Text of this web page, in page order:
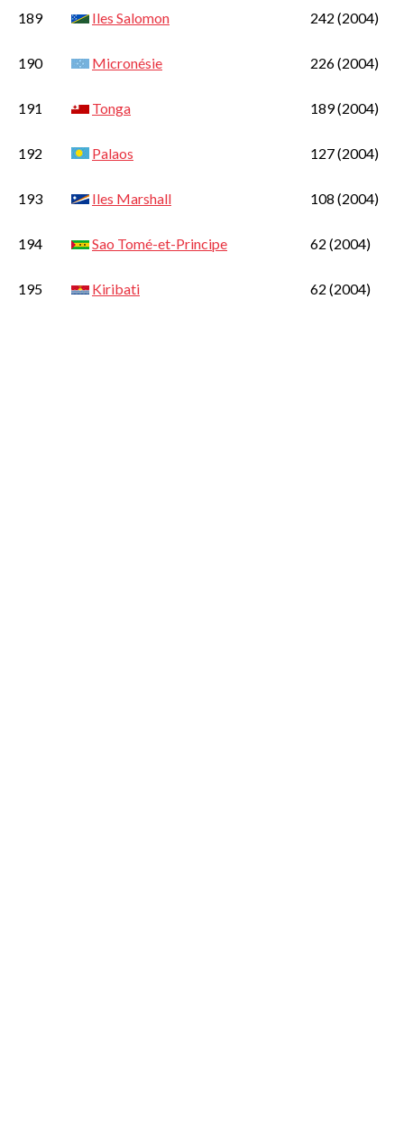
189 Iles Salomon 242 (2004)
190 Micronésie 226(2004)
191 Tonga 189(2004)
192 Palaos 127(2004)
193 Iles Marshall 108 (2004)
194 Sao Tomé-et-Principe 62 (2004)
195 Kiribati 62 (2004)